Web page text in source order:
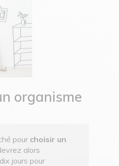
organisme
pour choisir un
alors
jours pour